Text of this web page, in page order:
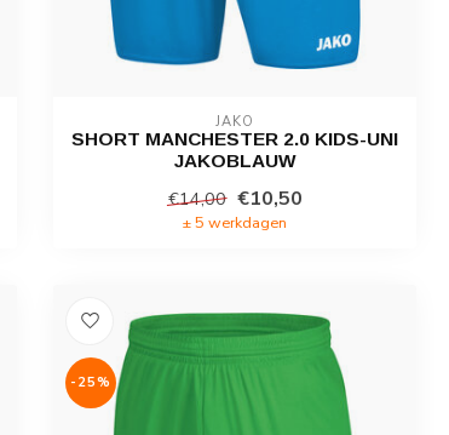
JAKO
SHORT MANCHESTER 2.0 KIDS-UNI
JAKOBLAUW
€14,00 €10,50
± 5 werkdagen
-25%